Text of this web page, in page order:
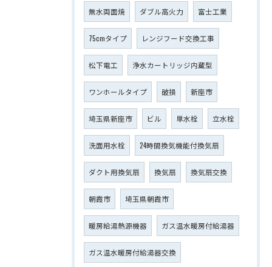
無水両面焼 ダブル高火力 富士工業
75cmタイプ レンジフード交換工事
松下電工 浄水カートリッジ内蔵型
ワンホールタイプ 破損 新座市
埼玉県新座市 ビル 単水栓 立水栓
洗面用水栓 24時間換気機能付換気扇
ダクト用換気扇 換気扇 換気扇交換
朝霞市 埼玉県朝霞市
暖房給湯熱源機器 ガス温水暖房付給湯器
ガス温水暖房付給湯器交換